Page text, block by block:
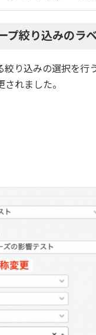
プ絞り込みのラ
絞り込みの選択を行
れました。